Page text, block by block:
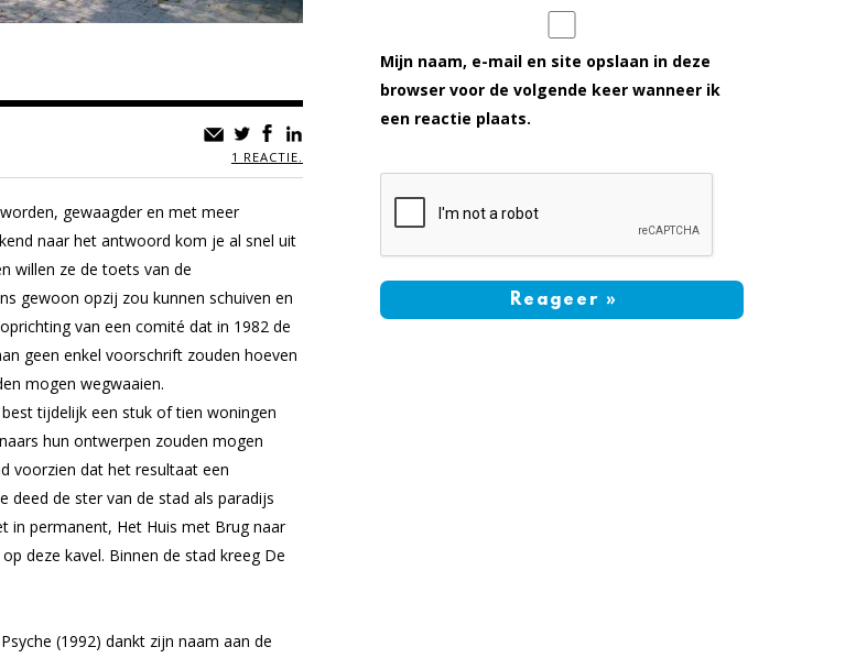
1 REACTIE.
gewaagder en met meer
naar het antwoord kom je al snel uit
willen ze de toets van de
gewoon opzij zou kunnen schuiven en
van een comité dat in 1982 de
geen enkel voorschrift zouden hoeven
mogen wegwaaien.
tijdelijk een stuk of tien woningen
hun ontwerpen zouden mogen
voorzien dat het resultaat een
deed de ster van de stad als paradijs
in permanent, Het Huis met Brug naar
deze kavel. Binnen de stad kreeg De
(1992) dankt zijn naam aan de
Mijn naam, e-mail en site opslaan in deze
browser voor de volgende keer wanneer ik
een reactie plaats.